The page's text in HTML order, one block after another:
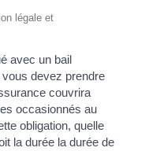
légale et
avec un bail
devez prendre
couvrira
occasionnés au
obligation, quelle
la durée la durée de